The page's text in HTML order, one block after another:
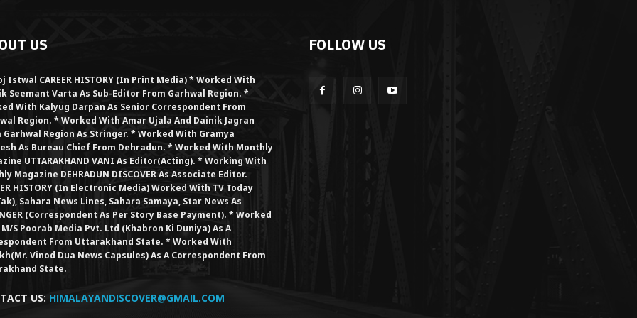
US
Istwal CAREER HISTORY (in Print Media) * Worked With
Seemant Varta As Sub-Editor From Garhwal Region. *
With Kalyug Darpan As Senior Correspondent From
Region. * Worked With Amar Ujala And Dainik Jagran
Garhwal Region As Stringer. * Worked With Gramya
As Bureau Chief From Dehradun. * Worked With Monthly
UTTARAKHAND VANI As Editor(Acting). * Working With
Magazine DEHRADUN DISCOVER As Associate Editor.
HISTORY (in Electronic Media) Worked With TV Today
Sahara News Lines, Sahara Samaya, Star News As
(Correspondent As Per Story Base Payment). * Worked
S Poorab Media Pvt. Ltd (Khabron Ki Duniya) As A
From Uttarakhand State. * Worked With
Vinod Dua News Capsules) As A Correspondent From
State.
US: HIMALAYANDISCOVER@GMAIL.COM
FOLLOW US